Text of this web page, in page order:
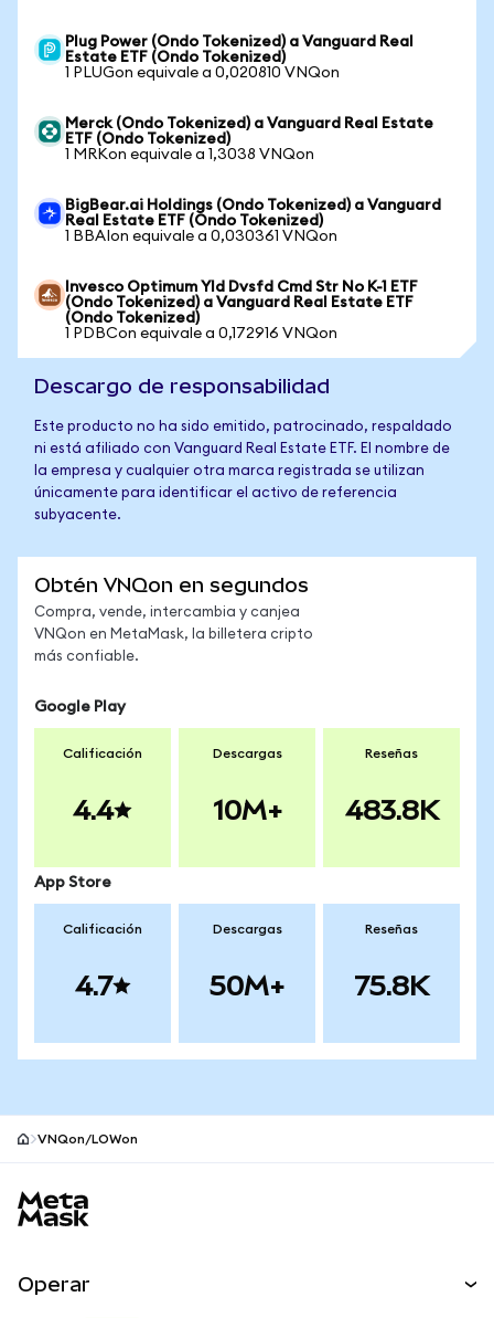
Plug Power (Ondo Tokenized) a Vanguard Real
Estate ETF (Ondo Tokenized)
1 PLUGon equivale a 0,020810 VNQon
Merck (Ondo Tokenized) a Vanguard Real Estate
ETF (Ondo Tokenized)
1 MRKon equivale a 1,3038 VNQon
BigBear.ai Holdings (Ondo Tokenized) a Vanguard
Real Estate ETF (Ondo Tokenized)
1 BBAIon equivale a 0,030361 VNQon
Invesco Optimum Yld Dvsfd Cmd Str No K-1 ETF
(Ondo Tokenized) a Vanguard Real Estate ETF
(Ondo Tokenized)
1 PDBCon equivale a 0,172916 VNQon
Descargo de responsabilidad
Este producto no ha sido emitido, patrocinado, respaldado
ni está afiliado con Vanguard Real Estate ETF. El nombre de
la empresa y cualquier otra marca registrada se utilizan
únicamente para identificar el activo de referencia
subyacente.
Obtén VNQon en segundos
Compra, vende, intercambia y canjea
VNQon en MetaMask, la billetera cripto
más confiable.
Google Play
Calificación
4.4
Descargas
10M+
Reseñas
483.8K
App Store
Calificación
4.7
Descargas
50M+
Reseñas
75.8K
VNQon/LOWon
Operar